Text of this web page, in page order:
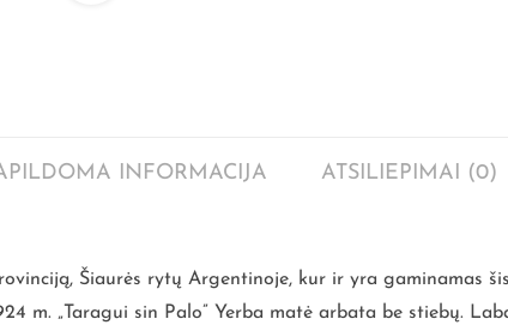
INFORMACIJA ATSILIEPIMAI (0)
Šiaurės rytų Argentinoje, kur ir yra gaminamas
m. „Taragui sin Palo” Yerba matė arbata be stiebų.